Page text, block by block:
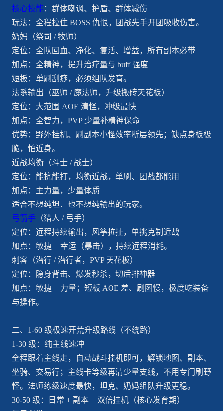
核心技能：群体嘲讽、护盾、群体减伤
玩法：全程拉住 BOSS 仇恨，团战先手开团吸收伤害。
奶妈（祭司 / 牧师）
定位：全队回血、净化、复活、增益，所有副本必带
加点：全精神，提升治疗量与 buff 强度
短板：单刷刮痧，必须组队发育。
法系输出（巫师 / 魔法师，升级搬砖天花板）
定位：大范围 AOE 清怪，冲级最快
加点：全智力，PVP 少量补精神保命
优势：野外挂机、刷副本小怪效率断层领先；缺点身板极
脆，怕近身。
近战均衡（斗士 / 战士）
定位：能抗能打，均衡近战，单刷、团战都能用
加点：主力量，少量体质
适合不想纯坦、也不想纯输出的玩家。
弓箭手（猎人 / 弓手）
定位：远程持续输出，风筝拉扯，单挑克制近战
加点：敏捷 + 幸运（暴击），持续远程消耗。
刺客（潜行 / 潜行者，PVP 天花板）
定位：隐身背击、爆发秒杀，切后排神器
加点：敏捷 + 力量；短板 AOE 差、刷图慢，极度吃装备
与操作。
二、1-60 级极速开荒升级路线（不绕路）
1-30 级：纯主线速冲
全程跟着主线走，自动战斗挂机即可，解锁地图、副本、
坐骑、交易行；主线卡等级再清少量支线，不用专门刷野
怪。法师练级速度最快，坦克、奶妈组队升级更稳。
30-50 级：日常 + 副本 + 双倍挂机（核心发育期）